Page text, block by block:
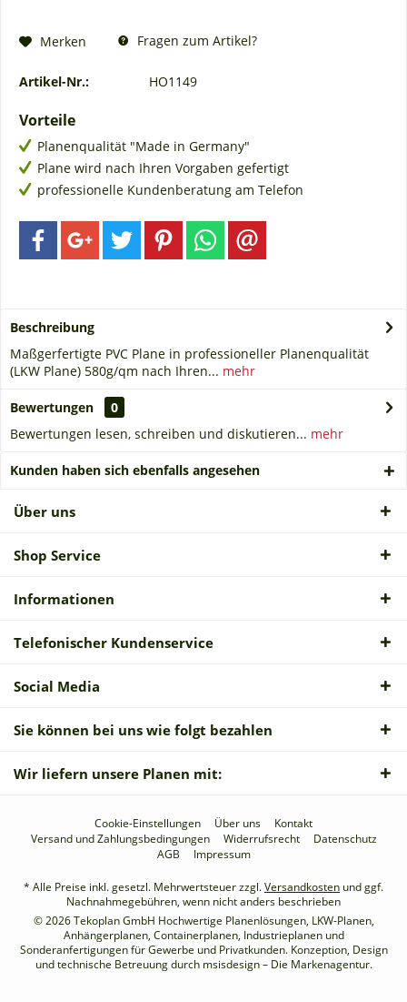
Merken Fragen zum Artikel?
Artikel-Nr.: HO1149
Vorteile
Planenqualität "Made in Germany"
Plane wird nach Ihren Vorgaben gefertigt
professionelle Kundenberatung am Telefon
Beschreibung
Maßgerfertigte PVC Plane in professioneller Planenqualität
(LKW Plane) 580g/qm nach Ihren... mehr
Bewertungen
0
Bewertungen lesen, schreiben und diskutieren... mehr
Kunden haben sich ebenfalls angesehen
Über uns
Shop Service
Informationen
Telefonischer Kundenservice
Social Media
Sie können bei uns wie folgt bezahlen
Wir liefern unsere Planen mit:
Cookie-Einstellungen Über uns
Kontakt
Versand und Zahlungsbedingungen
Widerrufsrecht
Datenschutz
AGB
Impressum
* Alle Preise inkl. gesetzl. Mehrwertsteuer zzgl.Versandkosten und ggf.
Nachnahmegebühren, wenn nicht anders beschrieben
© 2026 Tekoplan GmbH Hochwertige Planenlösungen, LKW-Planen,
Anhängerplanen, Containerplanen, Industrieplanen und
Sonderanfertigungen für Gewerbe und Privatkunden. Konzeption, Design
und technische Betreuung durch msisdesign – Die Markenagentur.